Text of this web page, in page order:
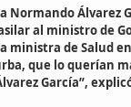
Normando Álvarez
al ministro de
ministra de Salud
que lo querían
García”,